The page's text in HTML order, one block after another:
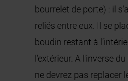
bourrelet de porte) : il
reliés entre eux. Il se
boudin restant à
l’extérieur. A l'inverse
ne devrez pas replacer